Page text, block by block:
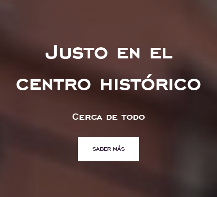
Justo en el
centro histórico
Cerca de todo
SABER MÁS